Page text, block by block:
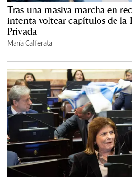
Tras una masiva marcha en
intenta voltear capítulos de la
Privada
María Cafferata